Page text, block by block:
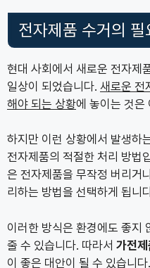
전자제품 수거의 필
현대 사회에서 새로운 전자제
일상이 되었습니다. 새로운 전
해야 되는 상황에 놓이는 것은
하지만 이런 상황에서 발생하
전자제품의 적절한 처리 방법
은 전자제품을 무작정 버리거
리하는 방법을 선택하게 됩니
이러한 방식은 환경에도 좋지
줄 수 있습니다. 따라서 가전
이 좋은 대안이 될 수 있습니다.